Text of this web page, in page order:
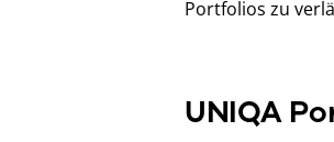
Portfolios zu
UNIQA